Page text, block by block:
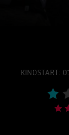
KINOSTART: